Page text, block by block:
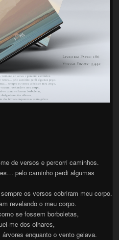
de versos e percorri caminhos.
pelo caminho perdi algumas
os versos cobriram meu corpo.
revelando o meu corpo.
se fossem borboletas,
me dos olhares,
enquanto o vento gelava.